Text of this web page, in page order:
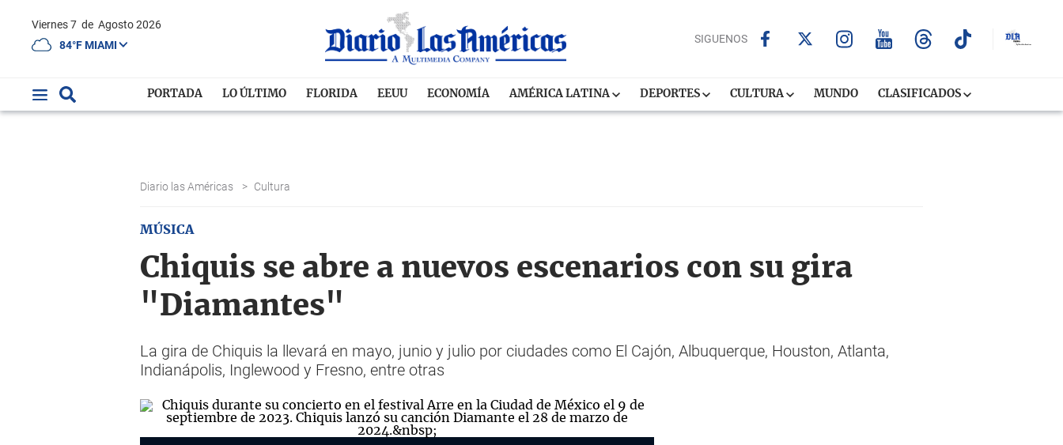
Viernes 7 de Agosto 2026
84°F MIAMI
SIGUENOS
PORTADA LO ÚLTIMO FLORIDA EEUU ECONOMÍA AMÉRICA LATINA DEPORTES CULTURA MUNDO CLASIFICADOS
Diario las Américas > Cultura
MÚSICA
Chiquis se abre a nuevos escenarios con su gira
"Diamantes"
La gira de Chiquis la llevará en mayo, junio y julio por ciudades como El Cajón, Albuquerque, Houston, Atlanta,
Indianápolis, Inglewood y Fresno, entre otras